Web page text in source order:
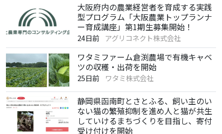
大阪府内の農業経営者を育成する実践
型プログラム「大阪農業トップランナ
ー育成講座」第1期生募集開始！
24日前 アグリコネクト株式会社
ワタミファーム倉渕農場で有機キャベ
ツの収穫・出荷を開始
25日前 ワタミ株式会社
静岡県函南町とさとふる、飼い主のい
ない猫の繁殖抑制を進め人と猫が共生
していけるまちづくりを目指し、寄付
受け付けを開始